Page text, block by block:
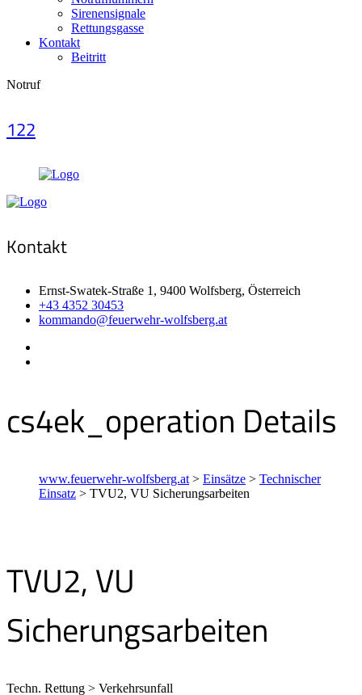
Sirenensignale
Rettungsgasse
Kontakt
Beitritt
Notruf
122
Kontakt
Ernst-Swatek-Straße 1, 9400 Wolfsberg, Österreich
+43 4352 30453
kommando@feuerwehr-wolfsberg.at
cs4ek_operation Details
www.feuerwehr-wolfsberg.at > Einsätze > Technischer
Einsatz > TVU2, VU Sicherungsarbeiten
TVU2, VU
Sicherungsarbeiten
Techn. Rettung > Verkehrsunfall